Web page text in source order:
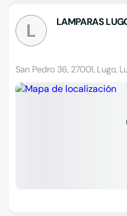
L LAMPARAS
San Pedro 36, 27001, Lugo,